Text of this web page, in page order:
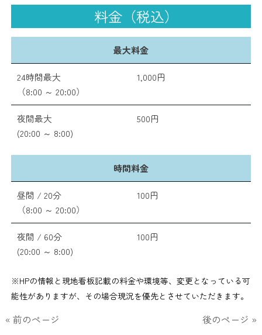
料金（税込）
最大料金
24時間最大
（8:00 ～ 20:00）
1,000円
夜間最大
(20:00 ～ 8:00)
500円
時間料金
昼間 / 20分
（8:00 ～ 20:00）
100円
夜間 / 60分
(20:00 ～ 8:00)
100円
※HPの情報と現地看板記載の料金や環境等、変更となっている可
能性がありますが、その場合現況を優先とさせていただきます。
« 前のページ 後のページ »